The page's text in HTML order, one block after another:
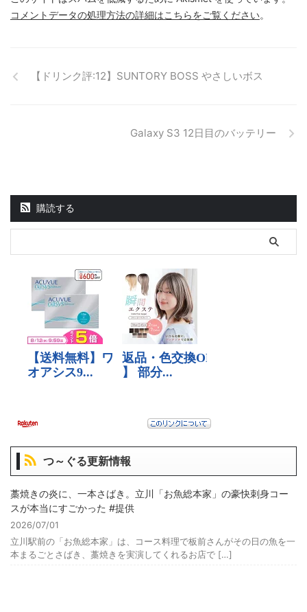
コメントデータの処理方法の詳細はこちらをご覧ください。
【ドリンク評:12】SUNTORY BOSS やさしいボス
Galaxy S3 12日目のバッテリー
購読する
つ～ぐる更新情報
藁焼きの炎に、一本さばき。立川「お魚総本家」の豪快刺身コー
スが本当にすごかった #提供
2026/07/01
立川駅前の「お魚総本家」は、コース料理で板前さんがその日の魚を一
本まるごとさばき、藁焼きを実演してくれるお店で […]